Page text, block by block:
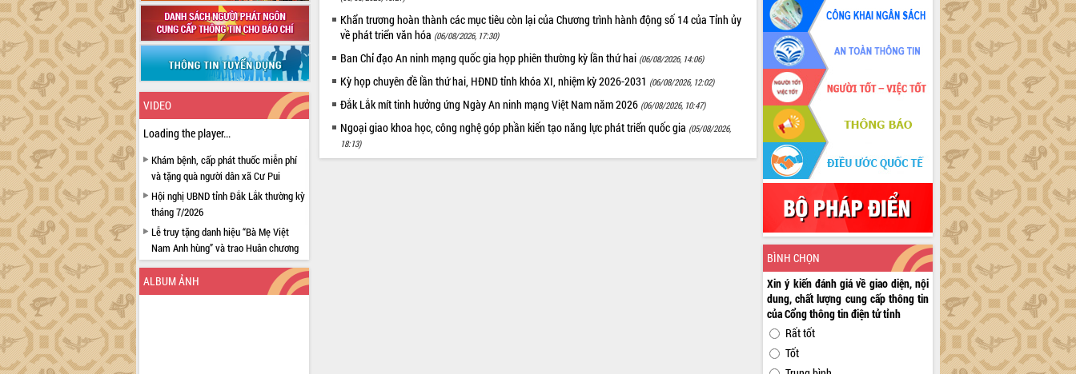
VIDEO
Loading the player...
Khám bệnh, cấp phát thuốc miễn phí
và tặng quà người dân xã Cư Pui
Hội nghị UBND tỉnh Đắk Lắk thường kỳ
tháng 7/2026
Lễ truy tặng danh hiệu “Bà Mẹ Việt
Nam Anh hùng” và trao Huân chương
Lao động
UBND tỉnh Đắk Lắk triển khai nhiệm
vụ 6 tháng cuối năm 2026
ALBUM ẢNH
Khẩn trương hoàn thành các mục tiêu còn lại của Chương trình hành động số 14 của Tỉnh ủy
về phát triển văn hóa (06/08/2026, 17:30)
Ban Chỉ đạo An ninh mạng quốc gia họp phiên thường kỳ lần thứ hai (06/08/2026, 14:06)
Kỳ họp chuyên đề lần thứ hai, HĐND tỉnh khóa XI, nhiệm kỳ 2026-2031 (06/08/2026, 12:02)
Đắk Lắk mít tinh hưởng ứng Ngày An ninh mạng Việt Nam năm 2026 (06/08/2026, 10:47)
Ngoại giao khoa học, công nghệ góp phần kiến tạo năng lực phát triển quốc gia (05/08/2026,
18:13)
BÌNH CHỌN
Xin ý kiến đánh giá về giao diện, nội
dung, chất lượng cung cấp thông tin
của Cổng thông tin điện tử tỉnh
Rất tốt
Tốt